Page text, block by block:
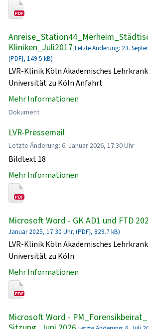
Kliniken_Juli2017 Letzte Änderung: 23.
(PDF}, 149.5 kB)
LVR-Klinik Köln Akademisches
Universität zu Köln Anfahrt
Mehr Informationen
Dokument
LVR-Pressemail
Letzte Änderung: 6. Januar 2026, 17:30 Uhr
Bildtext 18
Mehr Informationen
Microsoft Word - GK AD1 und FTD
Januar 2025, 17:30 Uhr, (PDF}, 829.7 kB)
LVR-Klinik Köln Akademisches
Universität zu Köln
Mehr Informationen
Microsoft Word -